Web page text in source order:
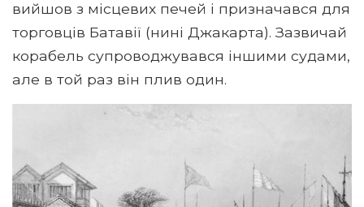
вийшов з місцевих печей і призначався для
торговців Батавії (нині Джакарта). Зазвичай
корабель супроводжувався іншими судами,
але в той раз він плив один.